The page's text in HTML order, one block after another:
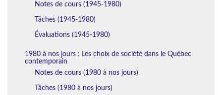
Notes de cours (1945-1980)
Tâches (1945-1980)
Évaluations (1945-1980)
1980 à nos jours : Les choix de société dans le Québec
contemporain
Notes de cours (1980 à nos jours)
Tâches (1980 à nos jours)